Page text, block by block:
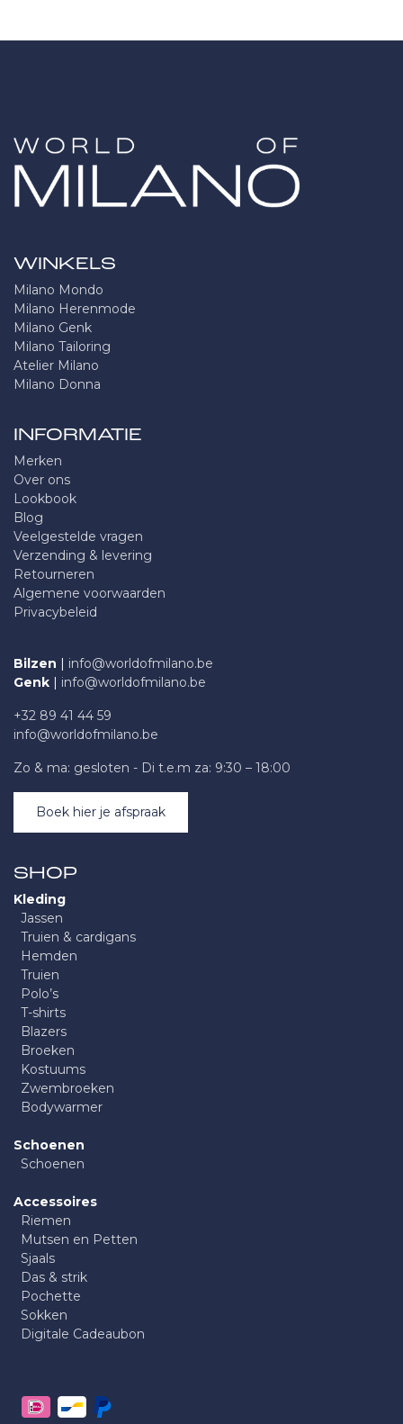
WINKELS
Milano Mondo
Milano Herenmode
Milano Genk
Milano Tailoring
Atelier Milano
Milano Donna
INFORMATIE
Merken
Over ons
Lookbook
Blog
Veelgestelde vragen
Verzending & levering
Retourneren
Algemene voorwaarden
Privacybeleid
Bilzen | info@worldofmilano.be
Genk | info@worldofmilano.be
+32 89 41 44 59
info@worldofmilano.be
Zo & ma: gesloten - Di t.e.m za: 9:30 – 18:00
Boek hier je afspraak
SHOP
Kleding
Jassen
Truien & cardigans
Hemden
Truien
Polo’s
T-shirts
Blazers
Broeken
Kostuums
Zwembroeken
Bodywarmer
Schoenen
Schoenen
Accessoires
Riemen
Mutsen en Petten
Sjaals
Das & strik
Pochette
Sokken
Digitale Cadeaubon